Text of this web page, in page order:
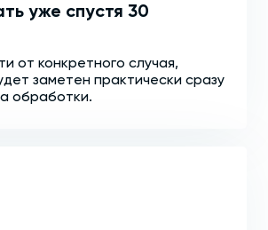
уже спустя 30
от конкретного случая,
заметен практически сразу
обработки.